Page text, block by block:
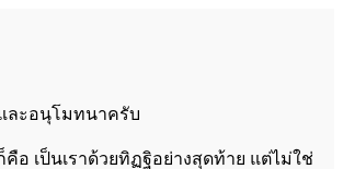
ละอนุโมทนาครับ
อ เป็นเราด้วยทิฏฐิอย่างสุดท้าย แต่ไม่ใช่